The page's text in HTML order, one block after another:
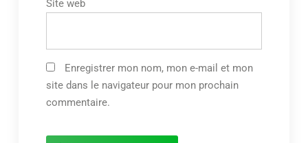
Site web
Enregistrer mon nom, mon e-mail et mon
site dans le navigateur pour mon prochain
commentaire.